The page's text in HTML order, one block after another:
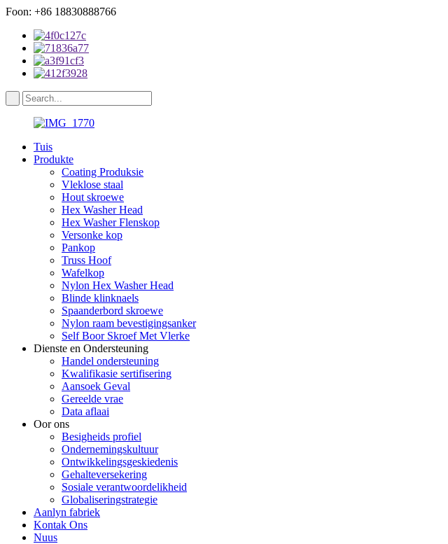
Foon: +86 18830888766
Tuis
Produkte
Coating Produksie
Vleklose staal
Hout skroewe
Hex Washer Head
Hex Washer Flenskop
Versonke kop
Pankop
Truss Hoof
Wafelkop
Nylon Hex Washer Head
Blinde klinknaels
Spaanderbord skroewe
Nylon raam bevestigingsanker
Self Boor Skroef Met Vlerke
Dienste en Ondersteuning
Handel ondersteuning
Kwalifikasie sertifisering
Aansoek Geval
Gereelde vrae
Data aflaai
Oor ons
Besigheids profiel
Ondernemingskultuur
Ontwikkelingsgeskiedenis
Gehalteversekering
Sosiale verantwoordelikheid
Globaliseringstrategie
Aanlyn fabriek
Kontak Ons
Nuus